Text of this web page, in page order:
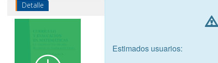
Detalle
Estimados usuarios: